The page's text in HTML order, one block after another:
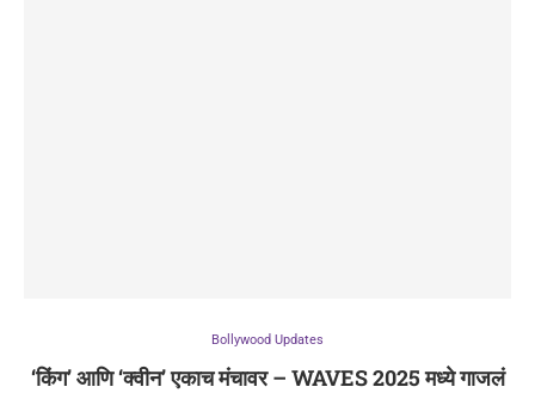
Bollywood Updates
‘किंग’ आणि ‘क्वीन’ एकाच मंचावर – WAVES 2025 मध्ये गाजलं